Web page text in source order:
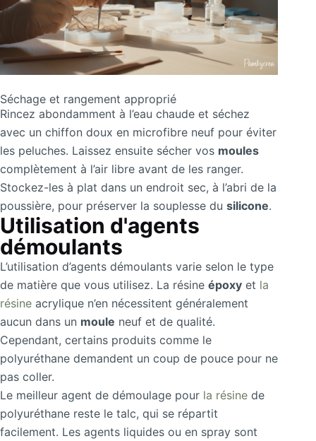
Séchage et rangement approprié
Rincez abondamment à l’eau chaude et séchez
avec un chiffon doux en microfibre neuf pour éviter
les peluches. Laissez ensuite sécher vos moules
complètement à l’air libre avant de les ranger.
Stockez-les à plat dans un endroit sec, à l’abri de la
poussière, pour préserver la souplesse du silicone.
Utilisation d'agents
démoulants
L’utilisation d’agents démoulants varie selon le type
de matière que vous utilisez. La résine époxy et la
résine acrylique n’en nécessitent généralement
aucun dans un moule neuf et de qualité.
Cependant, certains produits comme le
polyuréthane demandent un coup de pouce pour ne
pas coller.
Le meilleur agent de démoulage pour la résine de
polyuréthane reste le talc, qui se répartit
facilement. Les agents liquides ou en spray sont